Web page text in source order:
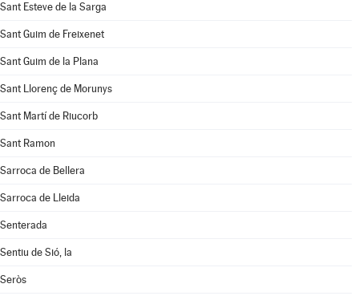
Sant Esteve de la Sarga
Sant Guim de Freixenet
Sant Guim de la Plana
Sant Llorenç de Morunys
Sant Martí de Riucorb
Sant Ramon
Sarroca de Bellera
Sarroca de Lleida
Senterada
Sentiu de Sió, la
Seròs